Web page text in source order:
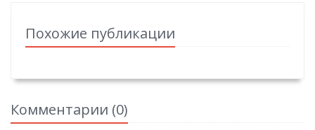
Похожие публикации
Комментарии (0)